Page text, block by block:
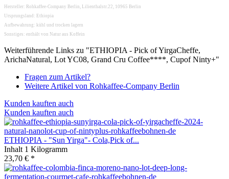
Hersteller: Rohkaffee-Company Berlin, Lilienthalstr.22, 10965 Berlin
Ursprungsland: Ethiopia
Aufbewahrung: kühl und trocken lagern
Sonstiges: enthält von Natur aus Koffein
Weiterführende Links zu "ETHIOPIA - Pick of YirgaCheffe,
ArichaNatural, Lot YC08, Grand Cru Coffee****, Cupof Ninty+"
Fragen zum Artikel?
Weitere Artikel von Rohkaffee-Company Berlin
Kunden kauften auch
Kunden kauften auch
ETHIOPIA - "Sun Yirga"- Cola,Pick of...
Inhalt 1 Kilogramm
23,70 € *